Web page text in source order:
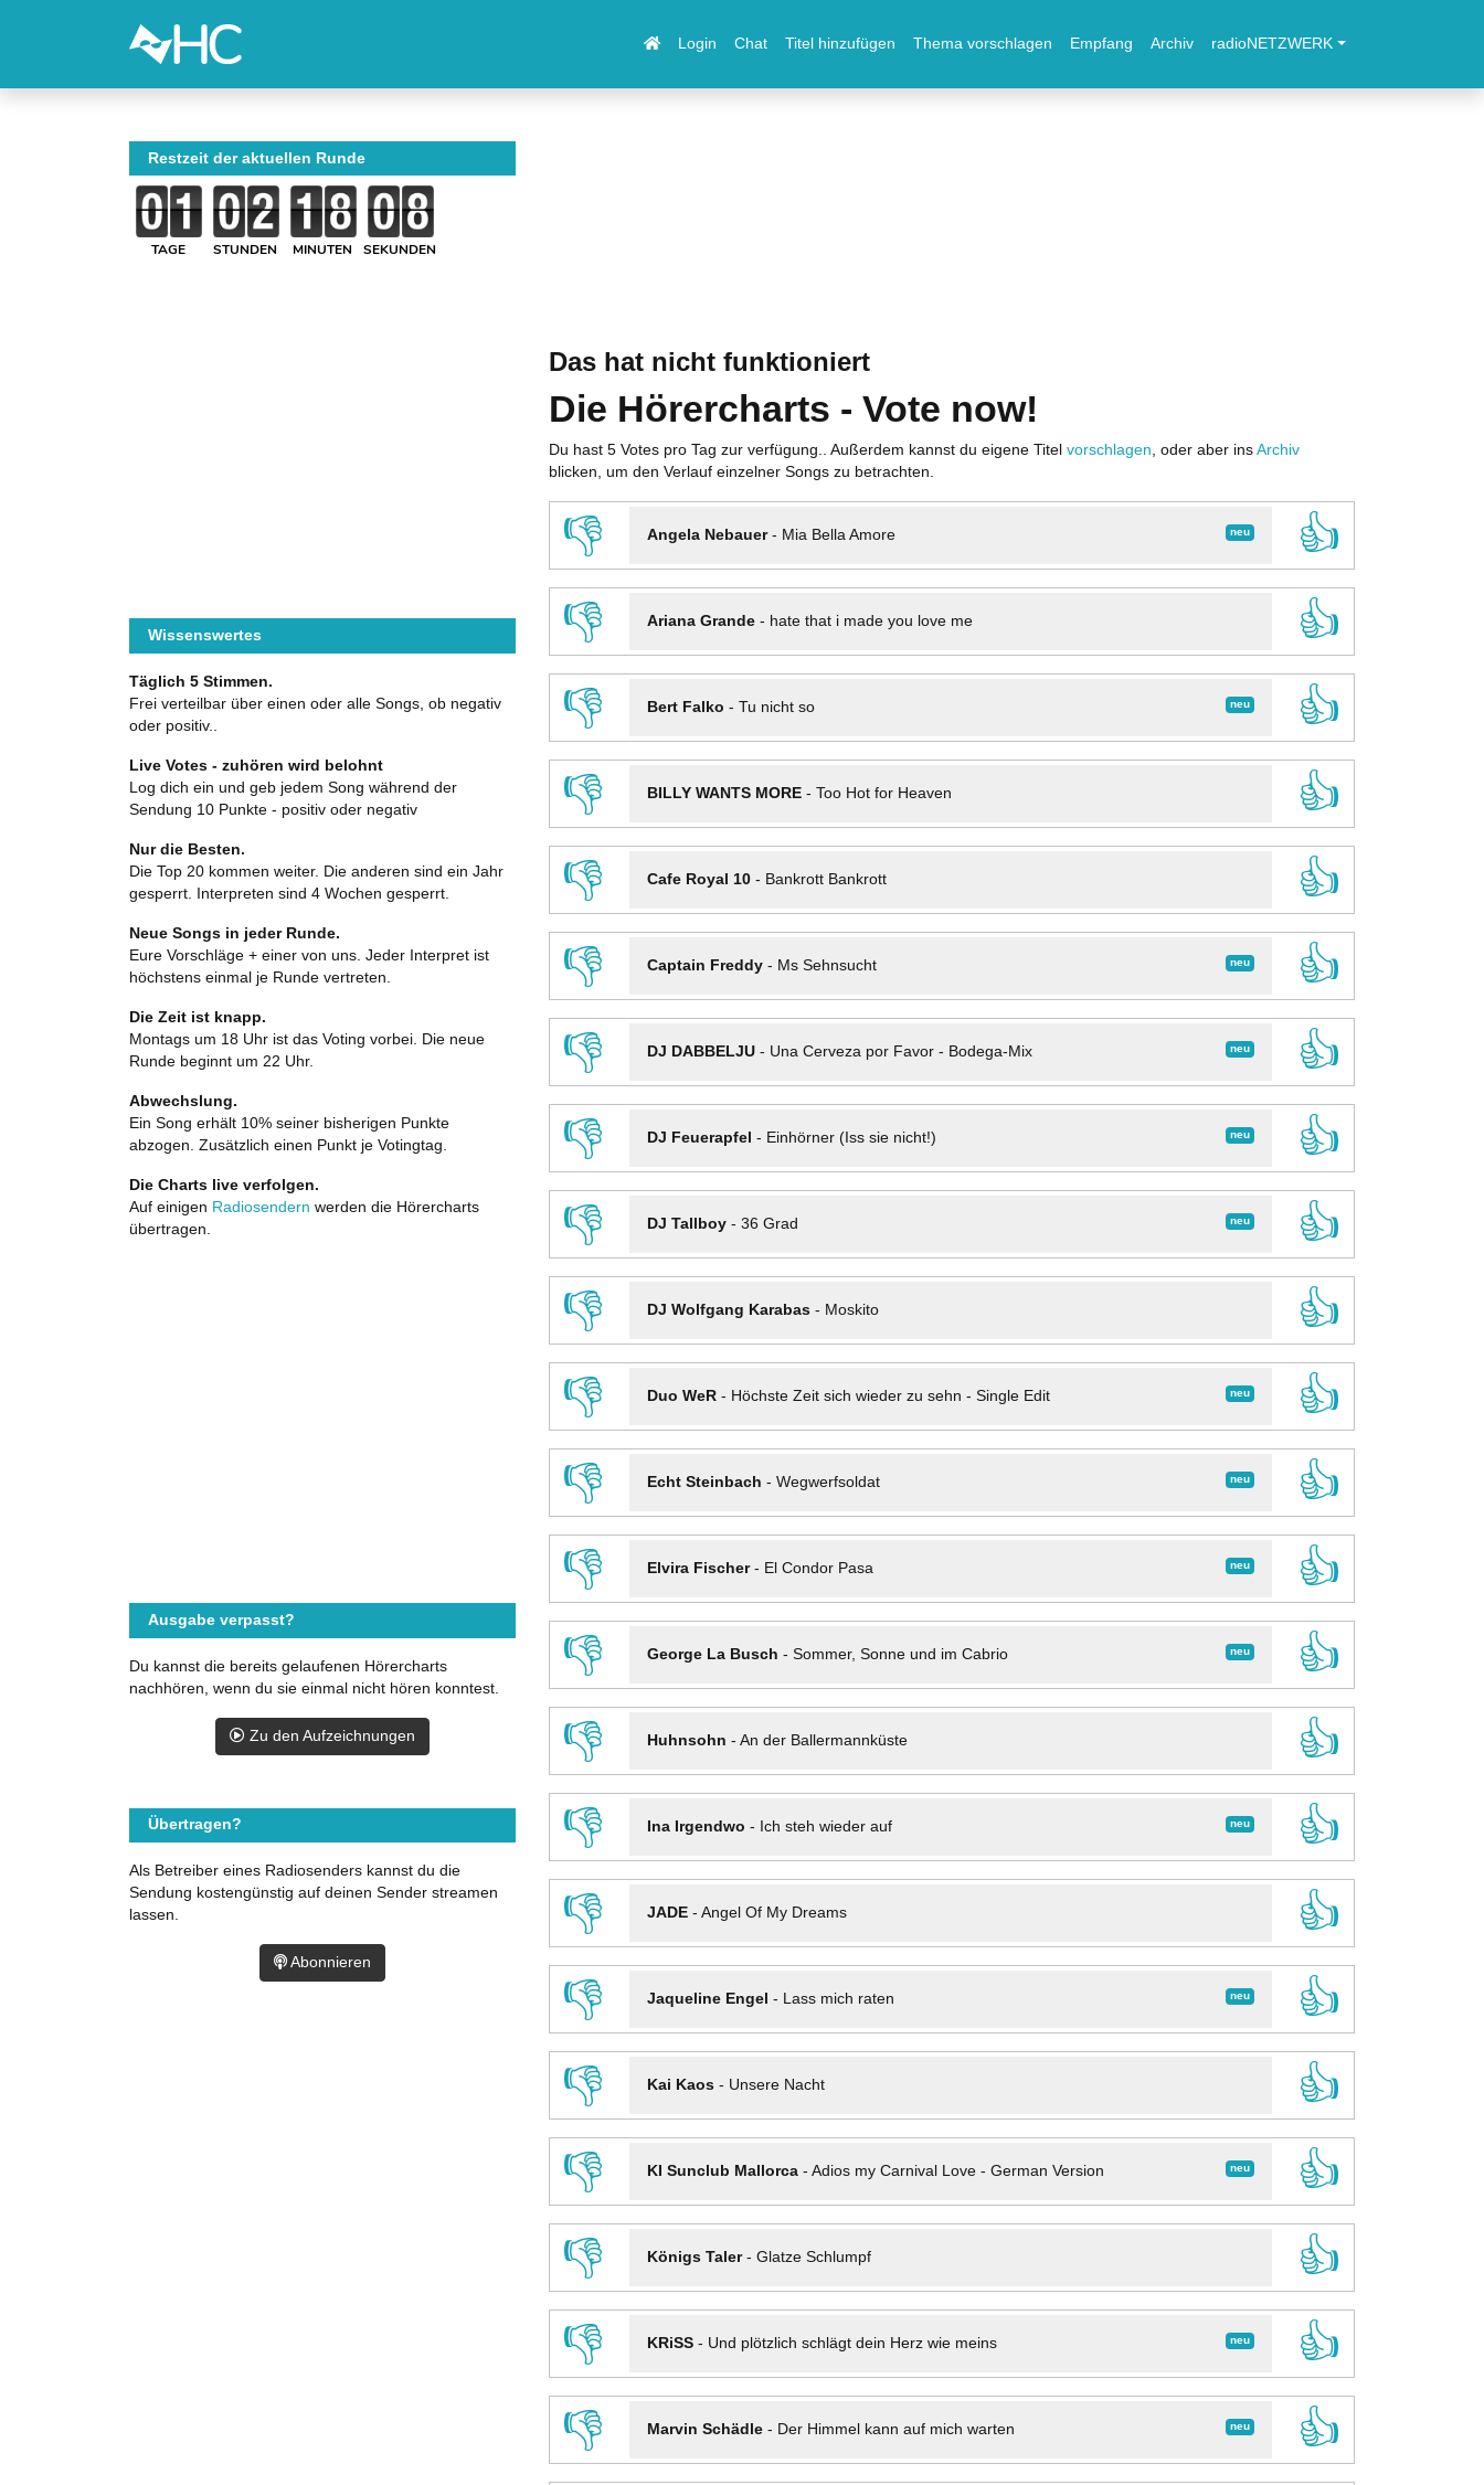
Login Chat Titel hinzufügen Thema vorschlagen Empfang Archiv radioNETZWERK
Das hat nicht funktioniert
Die Hörercharts - Vote now!
Du hast 5 Votes pro Tag zur verfügung.. Außerdem kannst du eigene Titel vorschlagen , oder aber ins Archiv
blicken, um den Verlauf einzelner Songs zu betrachten.
👎 neu
Angela Nebauer- Mia Bella Amore
👍
👎
Ariana Grande- hate that i made you love me
👍
👎
neu
Bert Falko - Tu nicht so
👍
👎
BILLY WANTS MORE- Too Hot for Heaven
👍
👎
Cafe Royal 10- Bankrott Bankrott
👍
👎
neu
Captain Freddy- Ms Sehnsucht
👍
👎
neu
DJ DABBELJU- Una Cerveza por Favor - Bodega-Mix
👍
👎
neu
DJ Feuerapfel - Einhörner (Iss sie nicht!)
👍
👎
neu
DJ Tallboy- 36 Grad
👍
👎
DJ Wolfgang Karabas- Moskito
👍
👎
neu
Duo WeR- Höchste Zeit sich wieder zu sehn - Single Edit
👍
👎
neu
Echt Steinbach - Wegwerfsoldat
👍
👎
neu
Elvira Fischer- El Condor Pasa
👍
👎
neu
George La Busch - Sommer, Sonne und im Cabrio
👍
👎
Huhnsohn - An der Ballermannküste
👍
👎
neu
Ina Irgendwo - Ich steh wieder auf
👍
👎
JADE- Angel Of My Dreams
👍
👎
neu
Jaqueline Engel - Lass mich raten
👍
👎
Kai Kaos- Unsere Nacht
👍
👎
neu
KI Sunclub Mallorca- Adios my Carnival Love - German Version
👍
👎
Königs Taler- Glatze Schlumpf
👍
👎
neu
KRiSS- Und plötzlich schlägt dein Herz wie meins
👍
👎
neu
Marvin Schädle- Der Himmel kann auf mich warten
👍
Restzeit der aktuellen Runde
TAGE STUNDEN MINUTEN SEKUNDEN
Wissenswertes
Täglich 5 Stimmen.
Frei verteilbar über einen oder alle Songs, ob negativ
oder positiv..
Live Votes - zuhören wird belohnt
Log dich ein und geb jedem Song während der
Sendung 10 Punkte - positiv oder negativ
Nur die Besten.
Die Top 20 kommen weiter. Die anderen sind ein Jahr
gesperrt. Interpreten sind 4 Wochen gesperrt.
Neue Songs in jeder Runde.
Eure Vorschläge + einer von uns. Jeder Interpret ist
höchstens einmal je Runde vertreten.
Die Zeit ist knapp.
Montags um 18 Uhr ist das Voting vorbei. Die neue
Runde beginnt um 22 Uhr.
Abwechslung.
Ein Song erhält 10% seiner bisherigen Punkte
abzogen. Zusätzlich einen Punkt je Votingtag.
Die Charts live verfolgen.
Auf einigen Radiosendern werden die Hörercharts
übertragen.
Ausgabe verpasst?
Du kannst die bereits gelaufenen Hörercharts
nachhören, wenn du sie einmal nicht hören konntest.
Zu den Aufzeichnungen
Übertragen?
Als Betreiber eines Radiosenders kannst du die
Sendung kostengünstig auf deinen Sender streamen
lassen.
Abonnieren